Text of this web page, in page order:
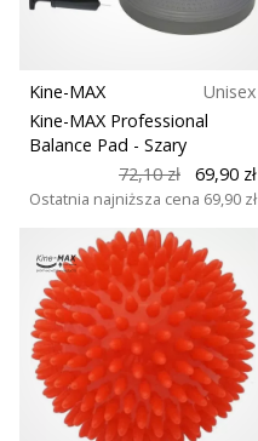
Kine-MAX
Unisex
Kine-MAX Professional
Balance Pad - Szary
72,10 zł
69,90 zł
Ostatnia najniższa cena 69,90 zł